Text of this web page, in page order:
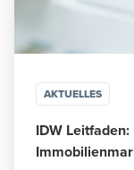
AKTUELLES
IDW